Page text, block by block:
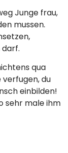
Junge frau,
mussen.
qua
du
einbilden!
sehr male ihm